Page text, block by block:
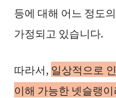
등에 대해 어느 정도
가정되고 있습니다.
따라서, 일상적으로
이해 가능한 넷슬랭